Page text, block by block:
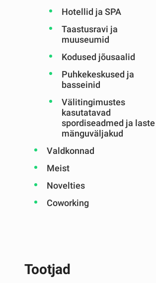
Hotellid ja SPA
Taastusravi ja
muuseumid
Kodused jõusaalid
Puhkekeskused ja
basseinid
Välitingimustes
kasutatavad
spordiseadmed ja laste
mänguväljakud
Valdkonnad
Meist
Novelties
Coworking
Tootjad